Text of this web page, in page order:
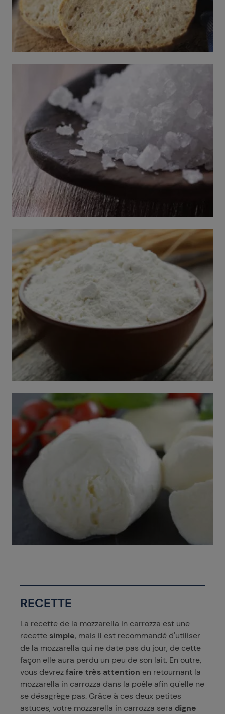
RECETTE
La recette de la mozzarella in carrozza est une
recette simple, mais il est recommandé d'utiliser
de la mozzarella qui ne date pas du jour, de cette
façon elle aura perdu un peu de son lait. En outre,
vous devrezfaire très attention en retournant la
mozzarella in carrozza dans la poêle afin qu'elle ne
se désagrège pas. Grâce à ces deux petites
astuces, votre mozzarella in carrozza sera digne